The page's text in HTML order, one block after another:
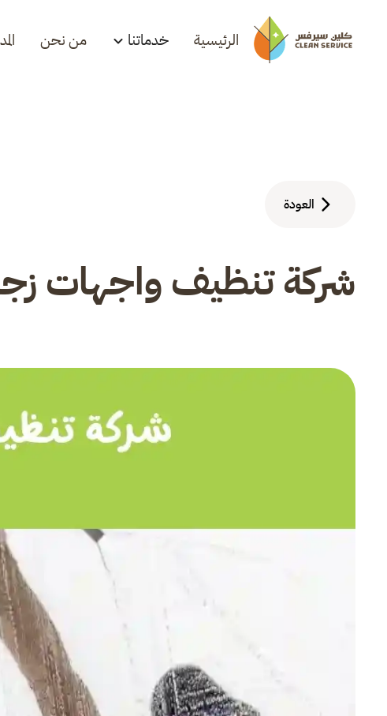
الرئيسية خدماتنا من نحن
العودة
شركة تنظيف واجهات